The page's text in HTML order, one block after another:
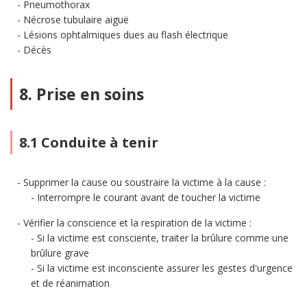
Pneumothorax
Nécrose tubulaire aiguë
Lésions ophtalmiques dues au flash électrique
Décès
8. Prise en soins
8.1 Conduite à tenir
Supprimer la cause ou soustraire la victime à la cause :
Interrompre le courant avant de toucher la victime
Vérifier la conscience et la respiration de la victime :
Si la victime est consciente, traiter la brûlure comme une
brûlure grave
Si la victime est inconsciente assurer les gestes d'urgence
et de réanimation